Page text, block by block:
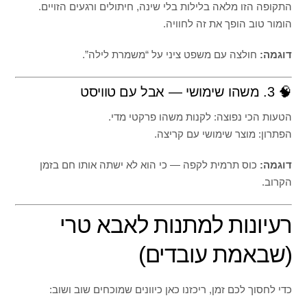
התקופה הזו מלאה בלילות בלי שינה, חיתולים ורגעים הזויים.
הומור טוב הופך את זה לחוויה.
דוגמה: חולצה עם משפט ציני על “משמרת לילה”.
🧠 3. משהו שימושי — אבל עם טוויסט
הטעות הכי נפוצה: לקנות משהו פרקטי מדי.
הפתרון: מוצר שימושי עם קריצה.
דוגמה: כוס תרמית לקפה — כי הוא לא ישתה אותו חם בזמן
הקרוב.
רעיונות למתנות לאבא טרי
(שבאמת עובדים)
כדי לחסוך לכם זמן, ריכזנו כאן כיוונים שמוכחים שוב ושוב: